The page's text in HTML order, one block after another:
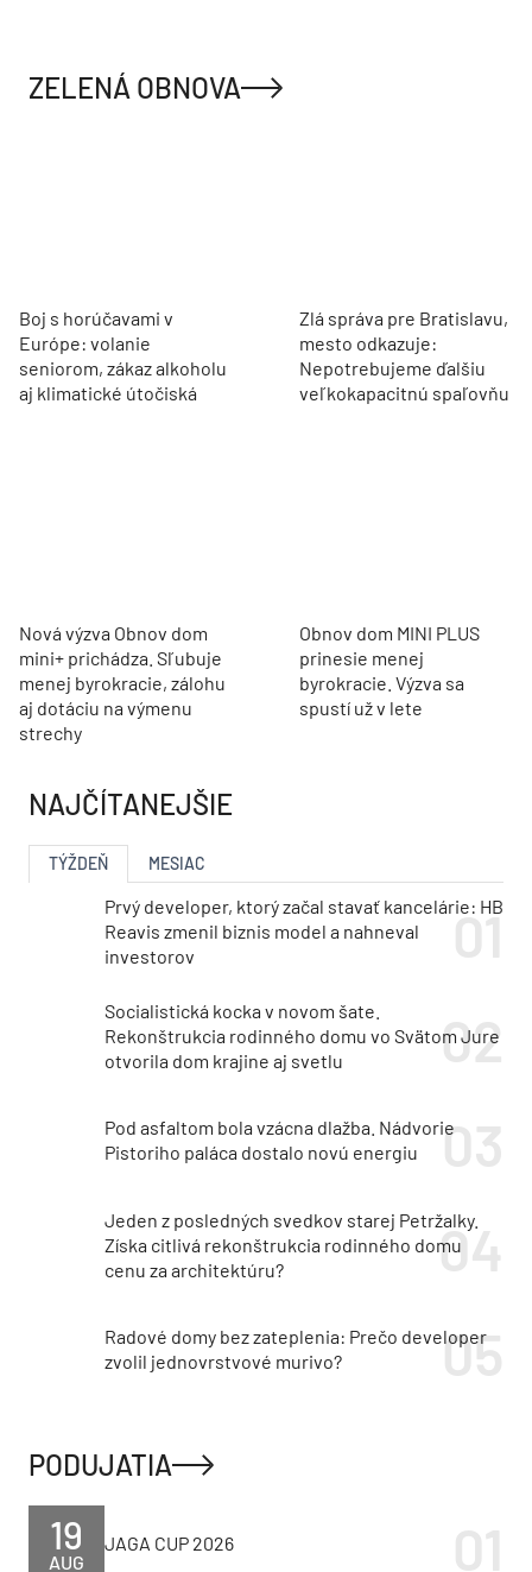
ZELENÁ OBNOVA
Boj s horúčavami v
Európe: volanie
seniorom, zákaz alkoholu
aj klimatické útočiská
Zlá správa pre Bratislavu,
mesto odkazuje:
Nepotrebujeme ďalšiu
veľkokapacitnú spaľovňu
Nová výzva Obnov dom
mini+ prichádza. Sľubuje
menej byrokracie, zálohu
aj dotáciu na výmenu
strechy
Obnov dom MINI PLUS
prinesie menej
byrokracie. Výzva sa
spustí už v lete
NAJČÍTANEJŠIE
TÝŽDEŇ MESIAC
Prvý developer, ktorý začal stavať kancelárie: HB
Reavis zmenil biznis model a nahneval
investorov
Socialistická kocka v novom šate.
Rekonštrukcia rodinného domu vo Svätom Jure
otvorila dom krajine aj svetlu
Pod asfaltom bola vzácna dlažba. Nádvorie
Pistoriho paláca dostalo novú energiu
Jeden z posledných svedkov starej Petržalky.
Získa citlivá rekonštrukcia rodinného domu
cenu za architektúru?
Radové domy bez zateplenia: Prečo developer
zvolil jednovrstvové murivo?
PODUJATIA
AUG
19 JAGA CUP 2026